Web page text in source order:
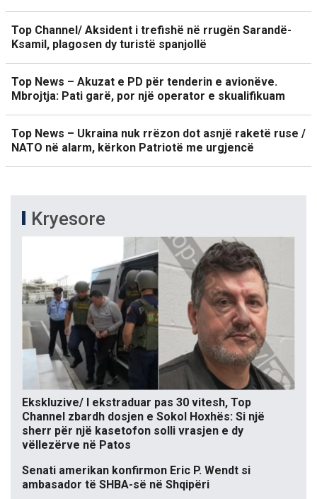
Top Channel/ Aksident i trefishë në rrugën Sarandë-
Ksamil, plagosen dy turistë spanjollë
Top News – Akuzat e PD për tenderin e avionëve.
Mbrojtja: Pati garë, por një operator e skualifikuam
Top News – Ukraina nuk rrëzon dot asnjë raketë ruse /
NATO në alarm, kërkon Patriotë me urgjencë
Kryesore
Ekskluzive/ I ekstraduar pas 30 vitesh, Top
Channel zbardh dosjen e Sokol Hoxhës: Si një
sherr për një kasetofon solli vrasjen e dy
vëllezërve në Patos
Senati amerikan konfirmon Eric P. Wendt si
ambasador të SHBA-së në Shqipëri